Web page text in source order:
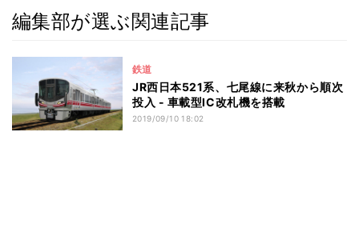
編集部が選ぶ関連記事
鉄道
JR西日本521系、七尾線に来秋から順次
投入 - 車載型IC改札機を搭載
2019/09/10 18:02